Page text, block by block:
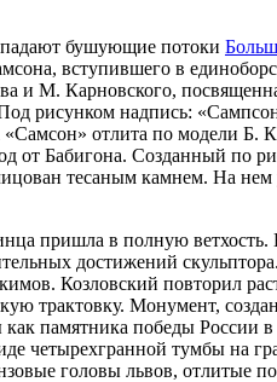
бушующие потоки
вступившего в
и М. Карновского,
рисунком надпись:
отлита по модели Б.
от Бабигона. Созданный по
тесаным камнем. На
пришла в полную
достижений
Козловский повторил
трактовку. Монумент,
памятника победы России
четырехгранной тумбы на
головы львов, отлитые